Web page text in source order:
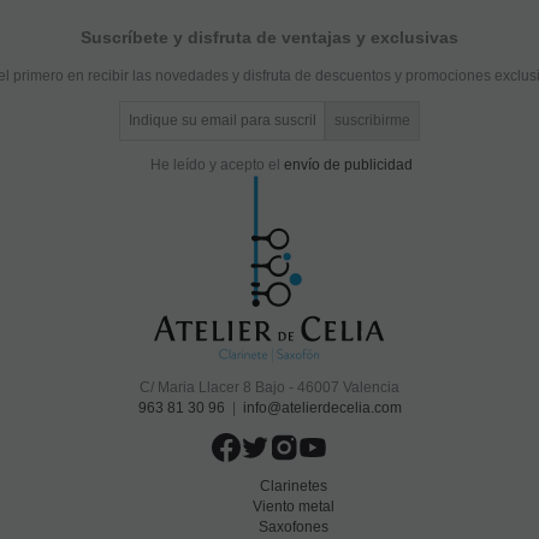
Suscríbete y disfruta de ventajas y exclusivas
primero en recibir las novedades y disfruta de descuentos y promociones
He leído y acepto el envío de publicidad
C/ Maria Llacer 8 Bajo - 46007 Valencia
963 81 30 96 | info@atelierdecelia.com
Clarinetes
Viento metal
Saxofones